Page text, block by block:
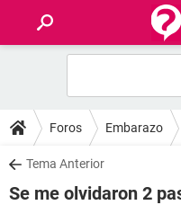
FOROS
SALUD
Foros Embarazo
Tema Anterior
Se me olvidaron 2